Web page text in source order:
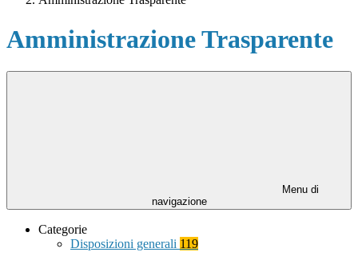
Amministrazione Trasparente
Menu di
navigazione
Categorie
Disposizioni generali 119